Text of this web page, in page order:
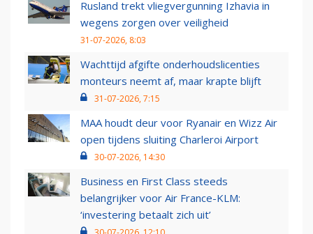
Rusland trekt vliegvergunning Izhavia in
wegens zorgen over veiligheid
31-07-2026, 8:03
Wachttijd afgifte onderhoudslicenties
monteurs neemt af, maar krapte blijft
31-07-2026, 7:15
MAA houdt deur voor Ryanair en Wizz Air
open tijdens sluiting Charleroi Airport
30-07-2026, 14:30
Business en First Class steeds
belangrijker voor Air France-KLM:
‘investering betaalt zich uit’